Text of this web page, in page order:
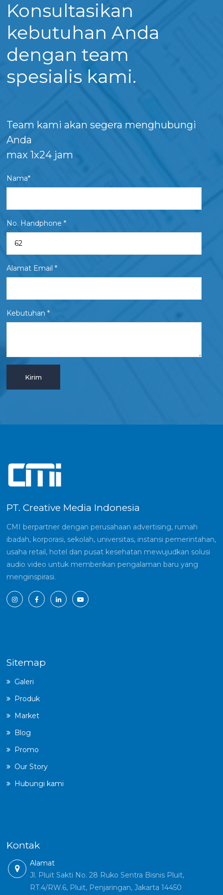
Konsultasikan
kebutuhan Anda
dengan team
spesialis kami.
Team kami akan segera menghubungi
Anda
max 1x24 jam
Nama*
No. Handphone *
Alamat Email *
Kebutuhan *
PT. Creative Media Indonesia
CMI berpartner dengan perusahaan advertising, rumah
ibadah, korporasi, sekolah, universitas, instansi pemerintahan,
usaha retail, hotel dan pusat kesehatan mewujudkan solusi
audio video untuk memberikan pengalaman baru yang
menginspirasi.
Sitemap
Galeri
Produk
Market
Blog
Promo
Our Story
Hubungi kami
Kontak
Alamat
Jl. Pluit Sakti No. 28 Ruko Sentra Bisnis Pluit,
RT.4/RW.6, Pluit, Penjaringan, Jakarta 14450